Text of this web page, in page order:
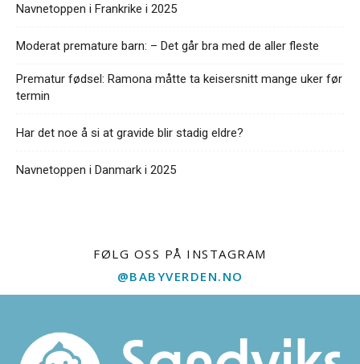
Navnetoppen i Frankrike i 2025
Moderat premature barn: – Det går bra med de aller fleste
Prematur fødsel: Ramona måtte ta keisersnitt mange uker før
termin
Har det noe å si at gravide blir stadig eldre?
Navnetoppen i Danmark i 2025
FØLG OSS PÅ INSTAGRAM
@BABYVERDEN.NO